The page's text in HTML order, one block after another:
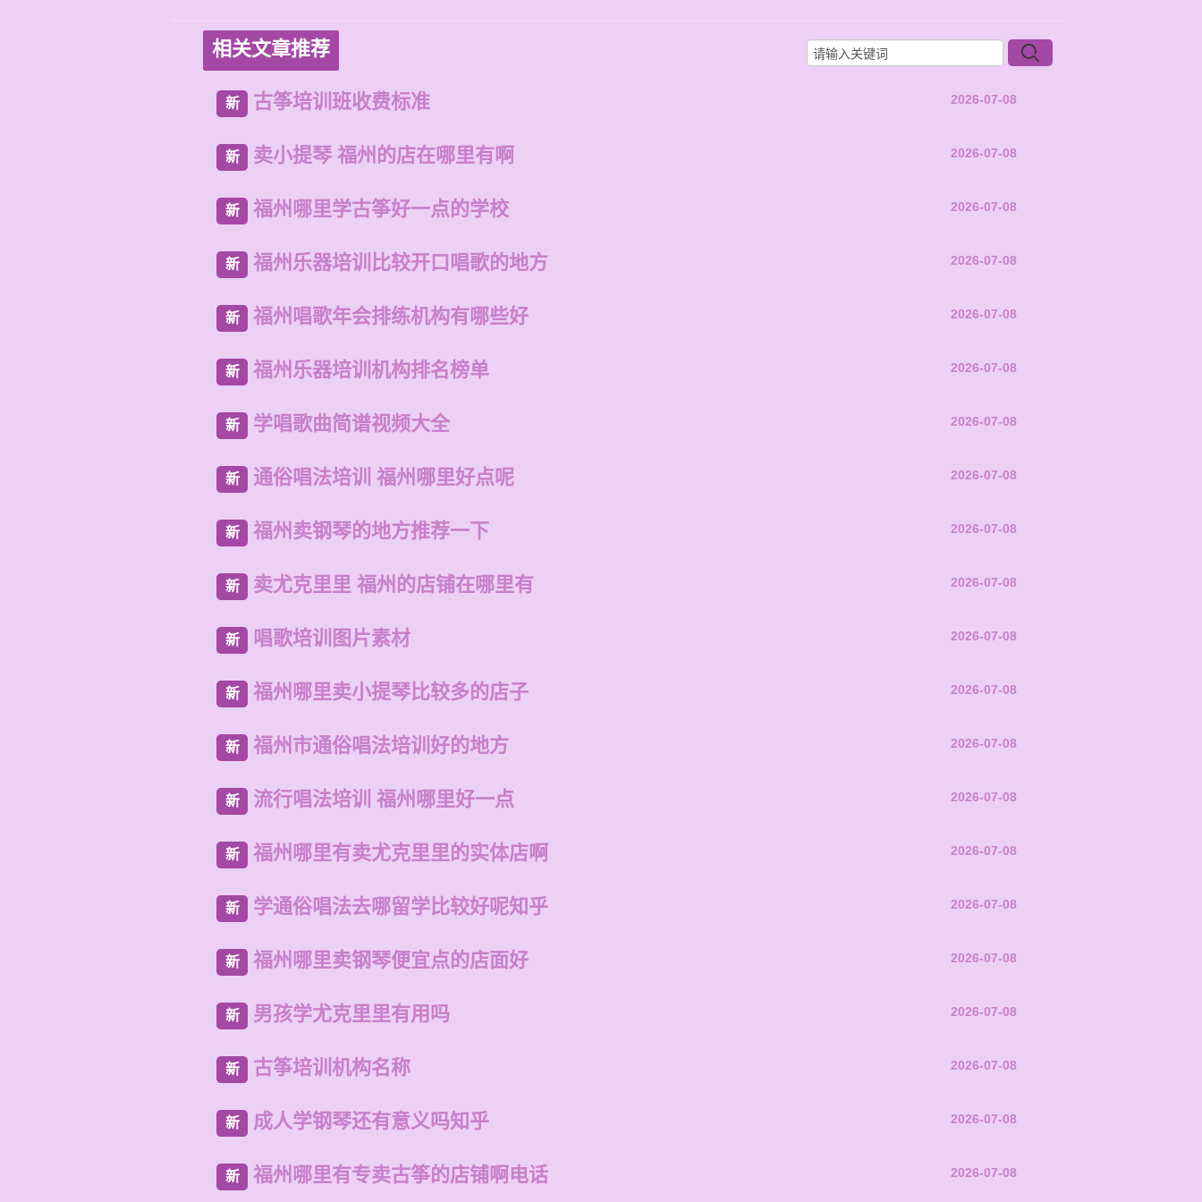
相关文章推荐
新 古筝培训班收费标准 2026-07-08
新 卖小提琴 福州的店在哪里有啊 2026-07-08
新 福州哪里学古筝好一点的学校 2026-07-08
新 福州乐器培训比较开口唱歌的地方 2026-07-08
新 福州唱歌年会排练机构有哪些好 2026-07-08
新 福州乐器培训机构排名榜单 2026-07-08
新 学唱歌曲简谱视频大全 2026-07-08
新 通俗唱法培训 福州哪里好点呢 2026-07-08
新 福州卖钢琴的地方推荐一下 2026-07-08
新 卖尤克里里 福州的店铺在哪里有 2026-07-08
新 唱歌培训图片素材 2026-07-08
新 福州哪里卖小提琴比较多的店子 2026-07-08
新 福州市通俗唱法培训好的地方 2026-07-08
新 流行唱法培训 福州哪里好一点 2026-07-08
新 福州哪里有卖尤克里里的实体店啊 2026-07-08
新 学通俗唱法去哪留学比较好呢知乎 2026-07-08
新 福州哪里卖钢琴便宜点的店面好 2026-07-08
新 男孩学尤克里里有用吗 2026-07-08
新 古筝培训机构名称 2026-07-08
新 成人学钢琴还有意义吗知乎 2026-07-08
新 福州哪里有专卖古筝的店铺啊电话 2026-07-08